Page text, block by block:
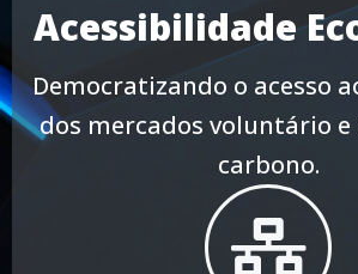
Acessibilidade
Democratizando o acesso
dos mercados voluntário e
carbono.